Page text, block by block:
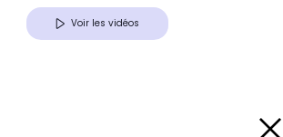
Voir les vidéos